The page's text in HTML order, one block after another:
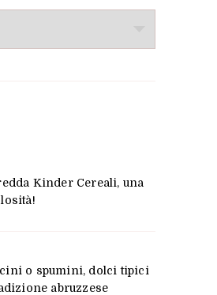
Kinder Cereali, una
o spumini, dolci tipici
abruzzese